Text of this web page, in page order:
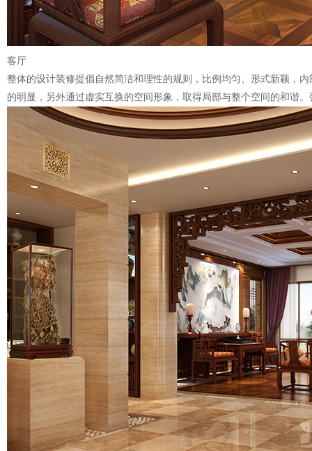
客厅
整体的设计装修提倡自然简洁和理性的规则，比例均匀、形式新颖，
的明显，另外通过虚实互换的空间形象，取得局部与整个空间的和谐